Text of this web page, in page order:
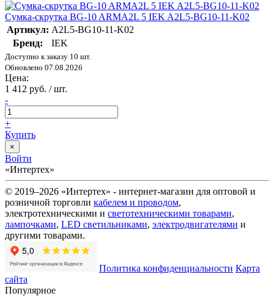
Сумка-скрутка BG-10 ARMA2L 5 IEK A2L5-BG10-11-K02
Артикул: A2L5-BG10-11-K02
Бренд:
IEK
Доступно к заказу 10 шт.
Обновлено 07.08.2026
Цена:
1 412 руб. / шт.
-
+
Купить
×
Войти
«Интертех»
© 2019–2026 «Интертех» - интернет-магазин для оптовой и
розничной торговли кабелем и проводом,
электротехническими и светотехническими товарами,
лампочками, LED светильниками, электродвигателями и
другими товарами.
Политика конфиденциальности Карта
сайта
Популярное